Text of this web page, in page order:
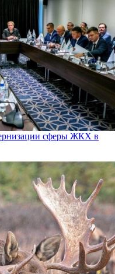
сферы ЖКХ в